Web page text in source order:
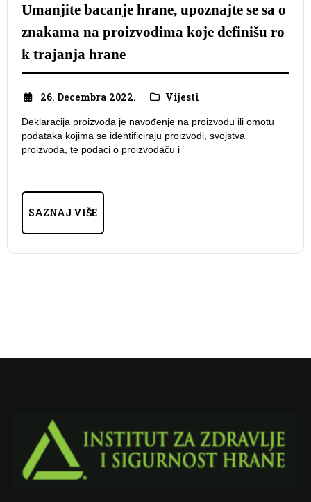
Umanjite bacanje hrane, upoznajte se sa o
znakama na proizvodima koje definišu ro
k trajanja hrane
26. Decembra 2022. Vijesti
Deklaracija proizvoda je navođenje na proizvodu ili omotu
podataka kojima se identificiraju proizvodi, svojstva
proizvoda, te podaci o proizvođaču i
SAZNAJ VIŠE